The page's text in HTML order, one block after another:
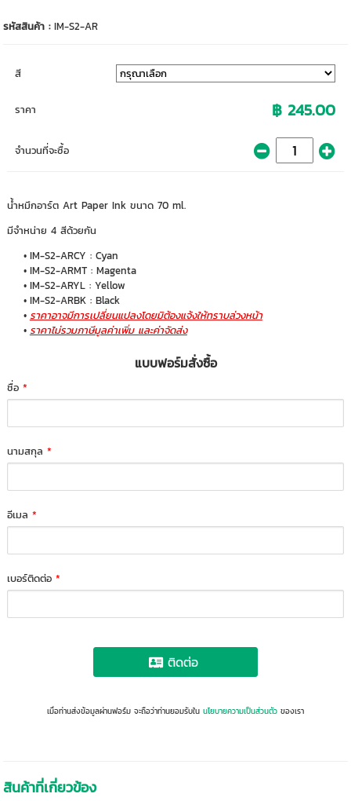
รหัสสินค้า :IM-S2-AR
สี
ราคา ฿ 245.00
จำนวนที่จะซื้อ
น้ำหมึกอาร์ต Art Paper Ink ขนาด 70 ml.
มีจำหน่าย 4 สีด้วยกัน
IM-S2-ARCY : Cyan
IM-S2-ARMT : Magenta
IM-S2-ARYL : Yellow
IM-S2-ARBK : Black
ราคาอาจมีการเปลี่ยนแปลงโดยมิต้องแจ้งให้ทราบล่วงหน้า
ราคาไม่รวมภาษีมูลค่าเพิ่ม และค่าจัดส่ง
แบบฟอร์มสั่งซื้อ
ชื่อ*
นามสกุล*
อีเมล*
เบอร์ติดต่อ*
ติดต่อ
เมื่อท่านส่งข้อมูลผ่านฟอร์ม จะถือว่าท่านยอมรับใน นโยบายความเป็นส่วนตัว ของเรา
สินค้าที่เกี่ยวข้อง